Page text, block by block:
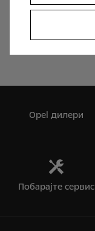
Cars
Opel дилери
Побарајте сервис